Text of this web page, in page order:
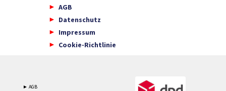
AGB
Datenschutz
Impressum
Cookie-Richtlinie
► AGB